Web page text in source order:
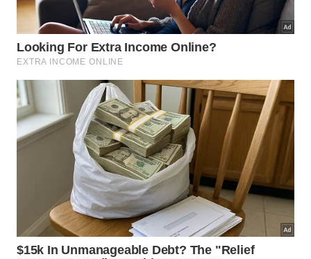
e cobre e o topo quebrado da figura de um rei.
Quando foram descobertos, esses itens causaram
um furor no Ocidente, cada um atribuindo a autoria
a uma civilização diferente. De qualquer forma, hoje,
as peças de Ife são uma das maiores
representações da arte e da cultura africana.